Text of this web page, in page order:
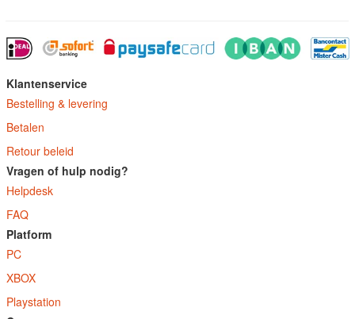
Klantenservice
Bestelling & levering
Betalen
Retour beleid
Vragen of hulp nodig?
Helpdesk
FAQ
Platform
PC
XBOX
Playstation